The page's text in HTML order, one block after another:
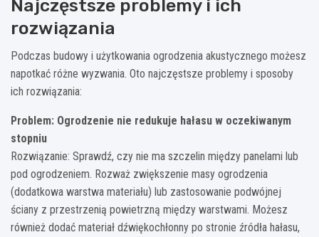
Najczęstsze problemy i ich
rozwiązania
Podczas budowy i użytkowania ogrodzenia akustycznego możesz
napotkać różne wyzwania. Oto najczęstsze problemy i sposoby
ich rozwiązania:
Problem: Ogrodzenie nie redukuje hałasu w oczekiwanym
stopniu
Rozwiązanie: Sprawdź, czy nie ma szczelin między panelami lub
pod ogrodzeniem. Rozważ zwiększenie masy ogrodzenia
(dodatkowa warstwa materiału) lub zastosowanie podwójnej
ściany z przestrzenią powietrzną między warstwami. Możesz
również dodać materiał dźwiękochłonny po stronie źródła hałasu,